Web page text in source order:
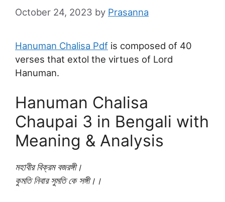
October 24, 2023 by Prasanna
Hanuman Chalisa Pdf is composed of 40
verses that extol the virtues of Lord
Hanuman.
Hanuman Chalisa
Chaupai 3 in Bengali with
Meaning & Analysis
মহাবীর বিক্রম বজরঙ্গী।
কুমতি নিবার সুমতি কে সঙ্গী।।